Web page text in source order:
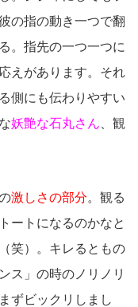
の指の動き一つで翻
。指先の一つ一つに
えがあります。それ
側にも伝わりやすい
妖艶な石丸さん 、観
激しさの部分。観る
ートになるのかなと
笑）。キレるともの
ス」の時のノリノリ
ずビックリしまし